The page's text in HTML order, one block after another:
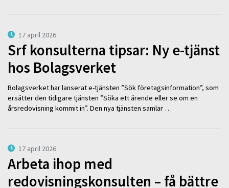
17 april 2026
Srf konsulterna tipsar: Ny e-tjänst
hos Bolagsverket
Bolagsverket har lanserat e-tjänsten ”Sök företagsinformation”, som
ersätter den tidigare tjänsten ”Söka ett ärende eller se om en
årsredovisning kommit in”. Den nya tjänsten samlar …
17 april 2026
Arbeta ihop med
redovisningskonsulten – få bättre